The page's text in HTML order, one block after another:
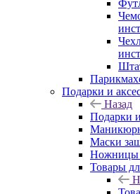
Подарки и
Назад
Подарки
Маски
Ножницы
Товары